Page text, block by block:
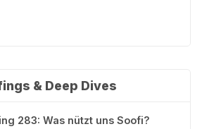
& Deep Dives
283: Was nützt uns Soofi?